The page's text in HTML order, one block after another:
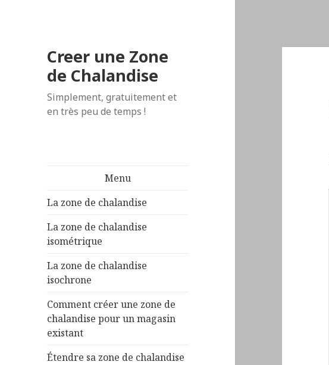
Creer une Zone
de Chalandise
Simplement, gratuitement et
en très peu de temps !
Menu
La zone de chalandise
La zone de chalandise
isométrique
La zone de chalandise
isochrone
Comment créer une zone de
chalandise pour un magasin
existant
Étendre sa zone de chalandise